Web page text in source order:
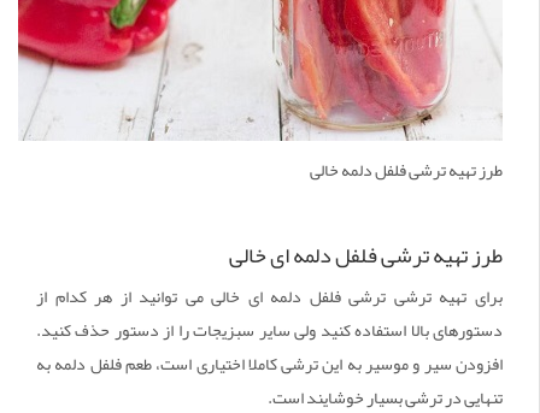
طرز تهیه ترشی فلفل دلمه خالی
طرز تهیه ترشی فلفل دلمه ای خالی
برای تهیه ترشی ترشی فلفل دلمه ای خالی می توانید از هر کدام از
دستورهای بالا استفاده کنید ولی سایر سبزیجات را از دستور حذف کنید.
افزودن سیر و موسیر به این ترشی کاملا اختیاری است، طعم فلفل دلمه به
تنهایی در ترشی بسیار خوشایند است.